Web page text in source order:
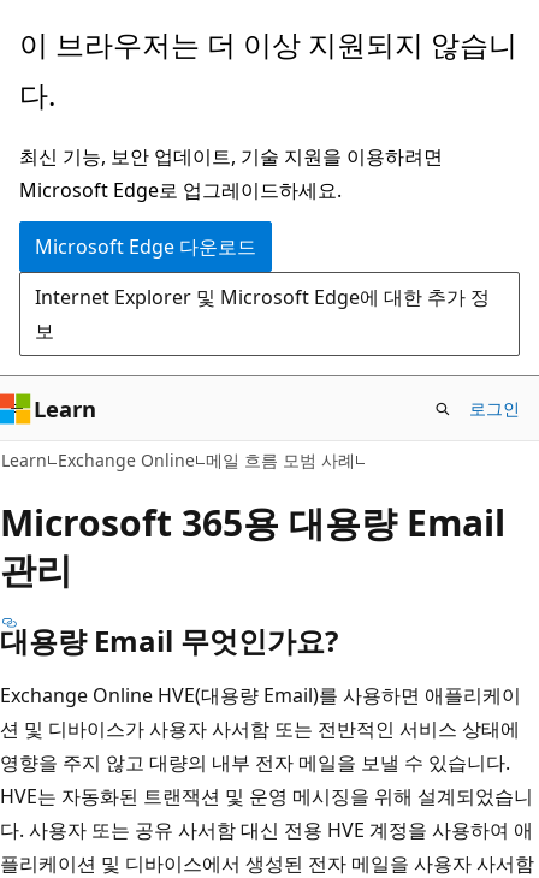
주
콘
츠
로
건
너
뛰
기
이 브라우저는 더 이상 지원되지 않습니
다.
최신 기능, 보안 업데이트, 기술 지원을 이용하려면
Microsoft Edge로 업그레이드하세요.
Microsoft Edge 다운로드
Internet Explorer 및 Microsoft Edge에 대한 추가 정
보
Learn 로그인
Learn Exchange Online 메일 흐름 모범 사례
Microsoft 365용 대용량 Email
관리
대용량 Email 무엇인가요?
Exchange Online HVE(대용량 Email)를 사용하면 애플리케이
션 및 디바이스가 사용자 사서함 또는 전반적인 서비스 상태에
영향을 주지 않고 대량의 내부 전자 메일을 보낼 수 있습니다.
HVE는 자동화된 트랜잭션 및 운영 메시징을 위해 설계되었습니
다. 사용자 또는 공유 사서함 대신 전용 HVE 계정을 사용하여 애
플리케이션 및 디바이스에서 생성된 전자 메일을 사용자 사서함